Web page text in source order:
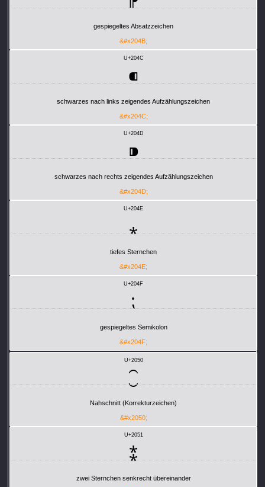
gespiegeltes Absatzzeichen
&#x204B;
U+204C
⁌
schwarzes nach links zeigendes Aufzählungszeichen
&#x204C;
U+204D
⁍
schwarzes nach rechts zeigendes Aufzählungszeichen
&#x204D;
U+204E
⁎
tiefes Sternchen
&#x204E;
U+204F
⁏
gespiegeltes Semikolon
&#x204F;
U+2050
⁐
Nahschnitt (Korrekturzeichen)
&#x2050;
U+2051
⁑
zwei Sternchen senkrecht übereinander